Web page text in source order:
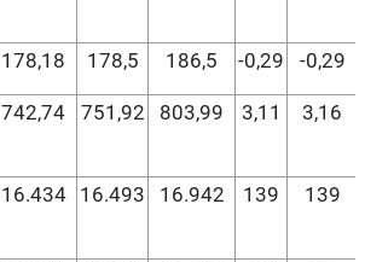
178,18 178,5 186,5 -0,29 -0,29
742,74 751,92 803,99 3,11 3,16
16.434 16.493 16.942 139 139